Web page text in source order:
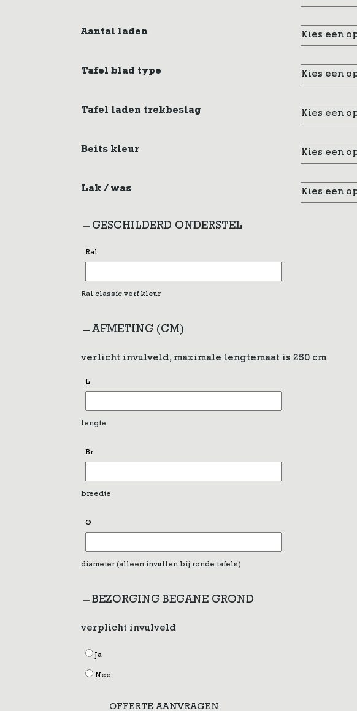
Aantal laden
Tafel blad type
Tafel laden trekbeslag
Beits kleur
Lak / was
GESCHILDERD ONDERSTEL
Ral
Ral classic verf kleur
AFMETING (CM)
verlicht invulveld, maximale lengtemaat is 250 cm
L
lengte
Br
breedte
Ø
diameter (alleen invullen bij ronde tafels)
BEZORGING BEGANE GROND
verplicht invulveld
Ja
Nee
OFFERTE AANVRAGEN